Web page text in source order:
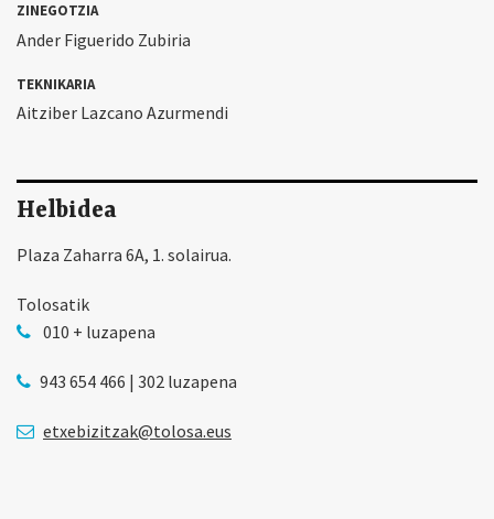
ZINEGOTZIA
Ander Figuerido Zubiria
TEKNIKARIA
Aitziber Lazcano Azurmendi
Helbidea
Plaza Zaharra 6A, 1. solairua.
Tolosatik
010 + luzapena
943 654 466 | 302 luzapena
etxebizitzak@tolosa.eus